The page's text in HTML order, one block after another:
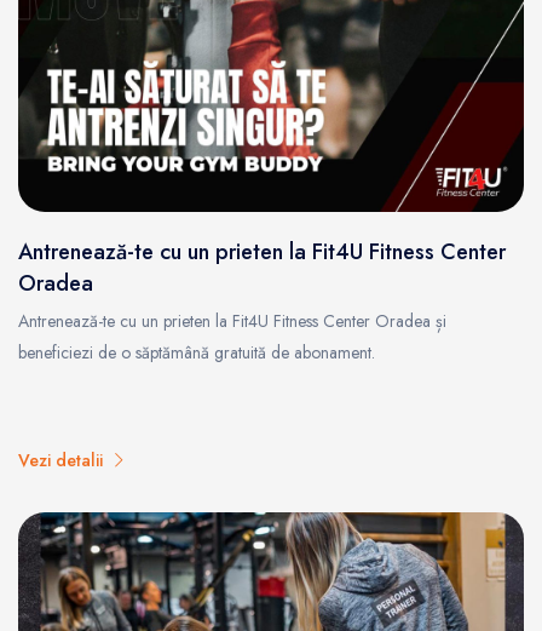
Antrenează-te cu un prieten la Fit4U Fitness Center
Oradea
Antrenează-te cu un prieten la Fit4U Fitness Center Oradea și
beneficiezi de o săptămână gratuită de abonament.
Vezi detalii